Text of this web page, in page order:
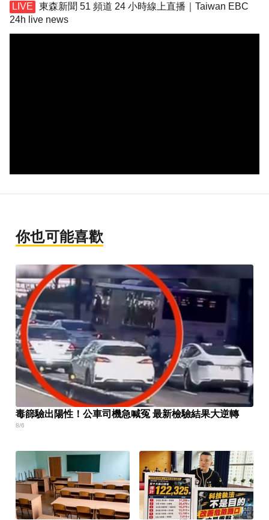
東森新聞 51 頻道 24 小時線上直播｜Taiwan EBC
24h live news
你也可能喜歡
毒篩驗出陽性！公車司機急喊冤 最新檢驗結果大逆轉
8/6